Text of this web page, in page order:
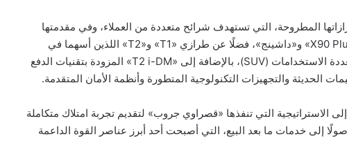
المطروحة، التي تستهدف شرائح متعددة من العملاء، وفي مقدمتها
«X70 Plus» المجمعة محليًا، إلى جانب «X70» و«X90 Plus» و«داشينج»، فضلًا عن طرازي «T1» و«T2» اللذين أسهما في
تعزيز حضور العلامة ضمن فئة السيارات الرياضية متعددة الاستخدامات (SUV)، بالإضافة إلى «T2 i-DM» المزودة بتقنيات الدفع
الحديثة والتجهيزات التكنولوجية المتطورة وأنظمة الأمان المتقدمة.
الاستراتيجية التي تنفذها «قصراوي جروب» لتقديم تجربة امتلاك متكاملة
إلى خدمات ما بعد البيع، التي أصبحت أحد أبرز عناصر القوة الداعمة